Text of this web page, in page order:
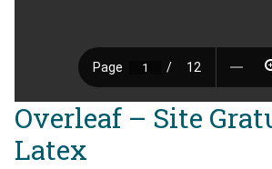
Overleaf – Site
Latex